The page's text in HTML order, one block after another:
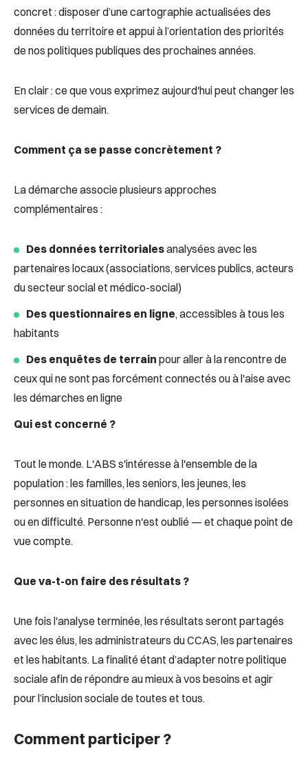
concret : disposer d’une cartographie actualisées des
données du territoire et appui à l’orientation des priorités
de nos politiques publiques des prochaines années.
En clair : ce que vous exprimez aujourd'hui peut changer les
services de demain.
Comment ça se passe concrètement ?
La démarche associe plusieurs approches
complémentaires :
Des données territorialesanalysées avec les
partenaires locaux (associations, services publics, acteurs
du secteur social et médico-social)
Des questionnaires en ligne, accessibles à tous les
habitants
Des enquêtes de terrain pour aller à la rencontre de
ceux qui ne sont pas forcément connectés ou à l'aise avec
les démarches en ligne
Qui est concerné ?
Tout le monde. L'ABS s'intéresse à l'ensemble de la
population : les familles, les seniors, les jeunes, les
personnes en situation de handicap, les personnes isolées
ou en difficulté. Personne n'est oublié — et chaque point de
vue compte.
Que va-t-on faire des résultats ?
Une fois l'analyse terminée, les résultats seront partagés
avec les élus, les administrateurs du CCAS, les partenaires
et les habitants. La finalité étant d’adapter notre politique
sociale afin de répondre au mieux à vos besoins et agir
pour l’inclusion sociale de toutes et tous.
Comment participer ?